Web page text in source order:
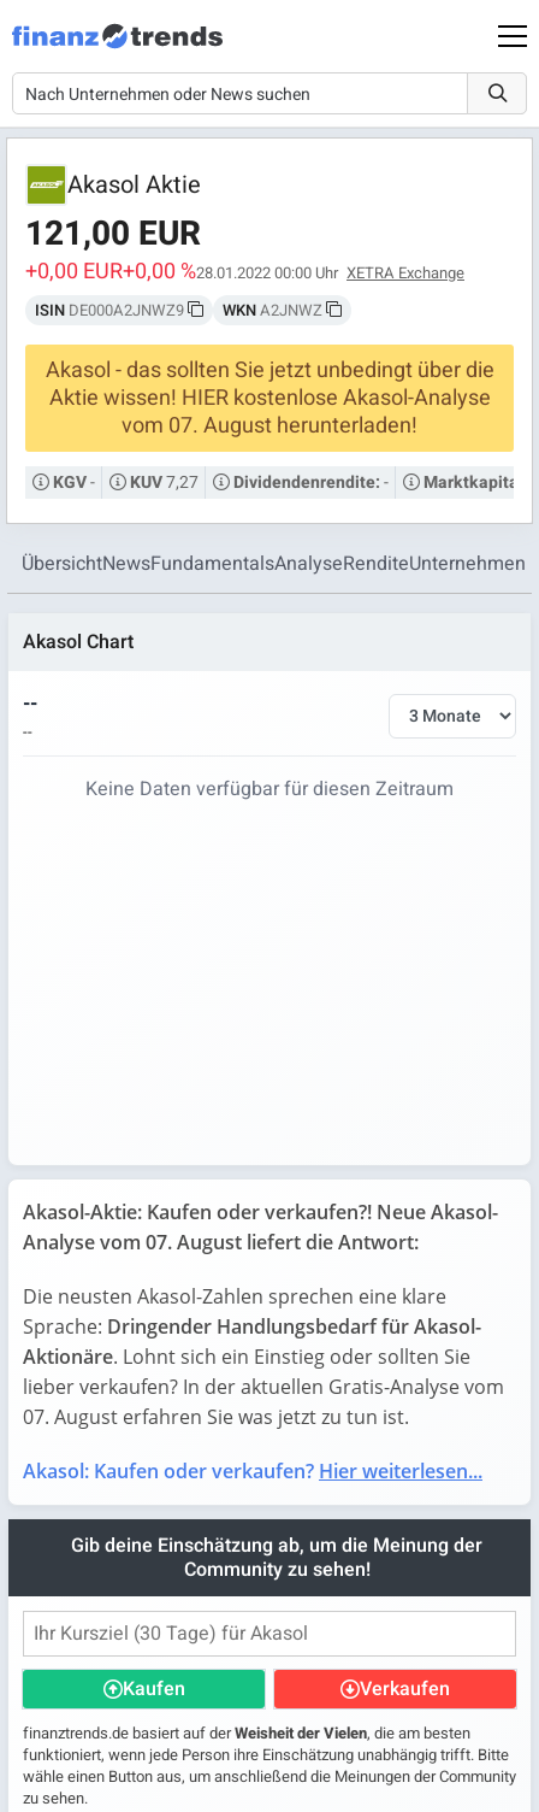
Akasol Aktie
121,00 EUR
+0,00 EUR+0,00 %28.01.2022 00:00 Uhr XETRA Exchange
ISIN DE000A2JNWZ9 WKNA2JNWZ
Akasol - das sollten Sie jetzt unbedingt über die
Aktie wissen! HIER kostenlose Akasol-Analyse
vom 07. August herunterladen!
KGV- KUV7,27 Dividendenrendite:-
ÜbersichtNewsFundamentalsAnalyseRenditeUnternehmen
Akasol Chart
--
--
Keine Daten verfügbar für diesen Zeitraum
Akasol-Aktie: Kaufen oder verkaufen?! Neue Akasol-
Analyse vom 07. August liefert die Antwort:
Die neusten Akasol-Zahlen sprechen eine klare
Sprache: Dringender Handlungsbedarf für Akasol-
Aktionäre. Lohnt sich ein Einstieg oder sollten Sie
lieber verkaufen? In der aktuellen Gratis-Analyse vom
07. August erfahren Sie was jetzt zu tun ist.
Akasol: Kaufen oder verkaufen? Hier weiterlesen...
Gib deine Einschätzung ab, um die Meinung der
Community zu sehen!
Kaufen Verkaufen
finanztrends.de basiert auf derWeisheit der Vielen, die am besten
funktioniert, wenn jede Person ihre Einschätzung unabhängig trifft. Bitte
wähle einen Button aus, um anschließend die Meinungen der Community
zu sehen.